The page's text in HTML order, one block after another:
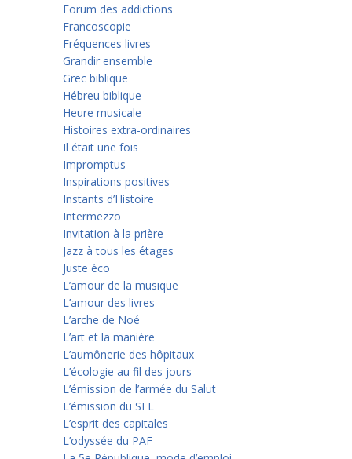
Forum des addictions
Francoscopie
Fréquences livres
Grandir ensemble
Grec biblique
Hébreu biblique
Heure musicale
Histoires extra-ordinaires
Il était une fois
Impromptus
Inspirations positives
Instants d’Histoire
Intermezzo
Invitation à la prière
Jazz à tous les étages
Juste éco
L’amour de la musique
L’amour des livres
L’arche de Noé
L’art et la manière
L’aumônerie des hôpitaux
L’écologie au fil des jours
L’émission de l’armée du Salut
L’émission du SEL
L’esprit des capitales
L’odyssée du PAF